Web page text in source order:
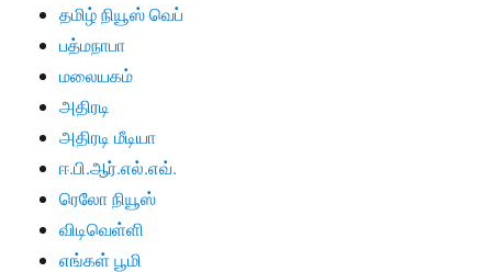
தமிழ் நியூஸ் வெப்
பத்மநாபா
மலையகம்
அதிரடி
அதிரடி மீடியா
ஈ.பி.ஆர்.எல்.எவ்.
ரெலோ நியூஸ்
விடிவெள்ளி
எங்கள் பூமி